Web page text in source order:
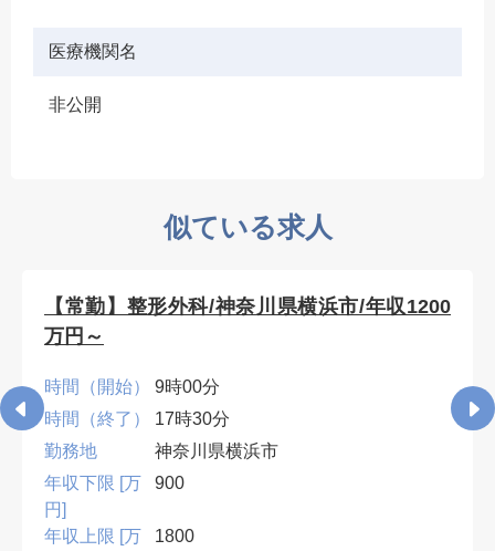
医療機関名
非公開
似ている求人
【常勤】整形外科/神奈川県横浜市/年収1200
万円～
時間（開始）
9時00分
時間（終了）
17時30分
勤務地
神奈川県横浜市
年収下限 [万
円]
900
年収上限 [万
1800